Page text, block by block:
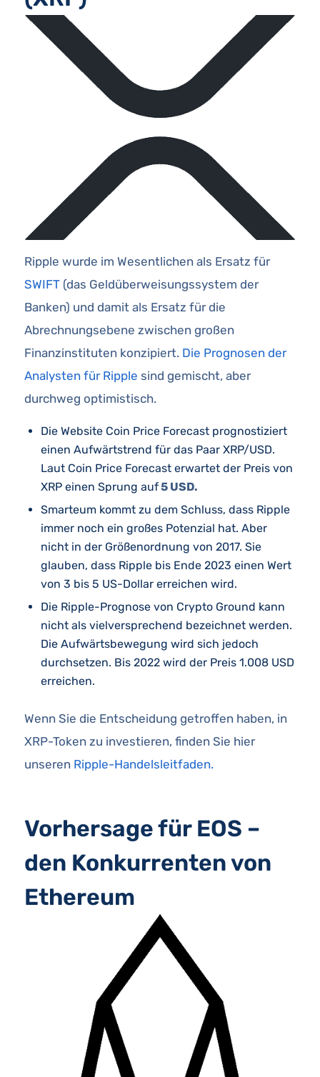
Ripple wurde im Wesentlichen als Ersatz für
SWIFT(das Geldüberweisungssystem der
Banken) und damit als Ersatz für die
Abrechnungsebene zwischen großen
Finanzinstituten konzipiert. Die Prognosen der
Analysten für Ripple sind gemischt, aber
durchweg optimistisch.
Die Website Coin Price Forecast prognostiziert
einen Aufwärtstrend für das Paar XRP/USD.
Laut Coin Price Forecast erwartet der Preis von
XRP einen Sprung auf5 USD.
Smarteum kommt zu dem Schluss, dass Ripple
immer noch ein großes Potenzial hat. Aber
nicht in der Größenordnung von 2017. Sie
glauben, dass Ripple bis Ende 2023 einen Wert
von 3 bis 5 US-Dollar erreichen wird.
Die Ripple-Prognose von Crypto Ground kann
nicht als vielversprechend bezeichnet werden.
Die Aufwärtsbewegung wird sich jedoch
durchsetzen. Bis 2022 wird der Preis 1.008 USD
erreichen.
Wenn Sie die Entscheidung getroffen haben, in
XRP-Token zu investieren, finden Sie hier
unseren Ripple-Handelsleitfaden.
Vorhersage für EOS –
den Konkurrenten von
Ethereum